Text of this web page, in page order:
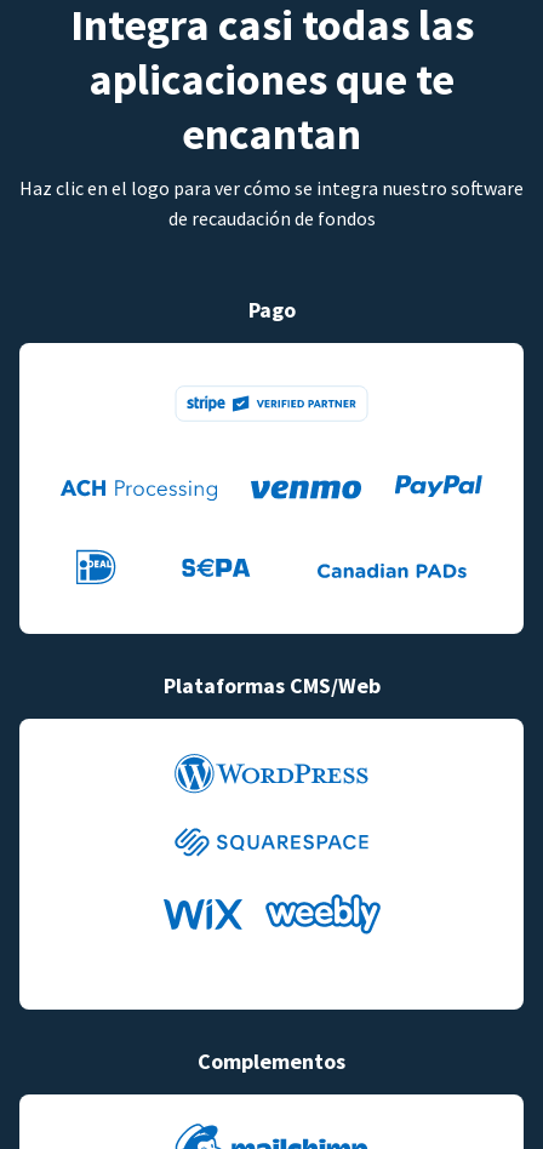
Integra casi todas las
aplicaciones que te
encantan
Haz clic en el logo para ver cómo se integra nuestro software
de recaudación de fondos
Pago
Plataformas CMS/Web
Complementos